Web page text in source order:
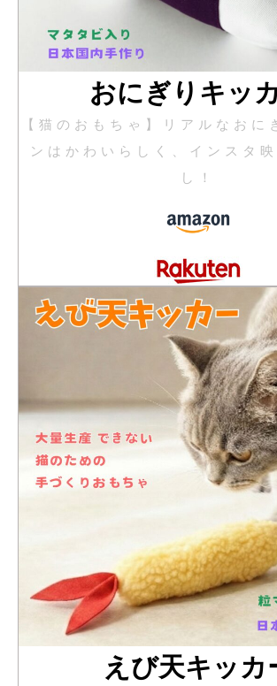
おにぎりキッ
【猫のおもちゃ】リアルなおに
ンはかわいらしく、インスタ
し！
えび天キッカ